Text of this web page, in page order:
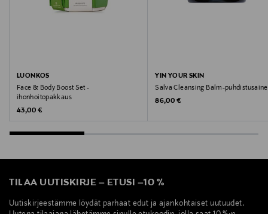
LUONKOS
Face & Body Boost Set -
ihonhoitopakkaus
Original Price
43,00 €
YIN YOUR SKIN
Salva Cleansing Balm-puhdistusaine
Original Price
86,00 €
TILAA UUTISKIRJE – ETUSI –10 %
Uutiskirjeestämme löydät parhaat edut ja ajankohtaiset uutuudet.